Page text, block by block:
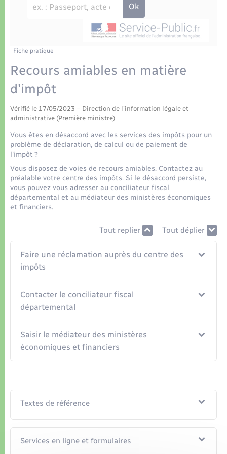
Eau - Assainissement
Transports
Transports scolaires
Logement - Urbanisme
Loisirs
Seniors
Nouvel habitant
Numérique
Organisation d’événement
Sécurité - Prévention
Voirie et espace public
Travaux - Autorisation d’occupation de l’espace
Présentation de la commune
La Communauté de communes
Fiche pratique
Recours amiables en matière
d'impôt
Vérifié le 17/05/2023 – Direction de l'information légale et
administrative (Première ministre)
Vous êtes en désaccord avec les services des impôts pour un
problème de déclaration, de calcul ou de paiement de
l'impôt ?
Vous disposez de voies de recours amiables. Contactez au
préalable votre centre des impôts. Si le désaccord persiste,
vous pouvez vous adresser au conciliateur fiscal
départemental et au médiateur des ministères économiques
et financiers.
Tout replier Tout déplier
Faire une réclamation auprès du centre des
impôts
Contacter le conciliateur fiscal
départemental
Saisir le médiateur des ministères
économiques et financiers
Textes de référence
Services en ligne et formulaires